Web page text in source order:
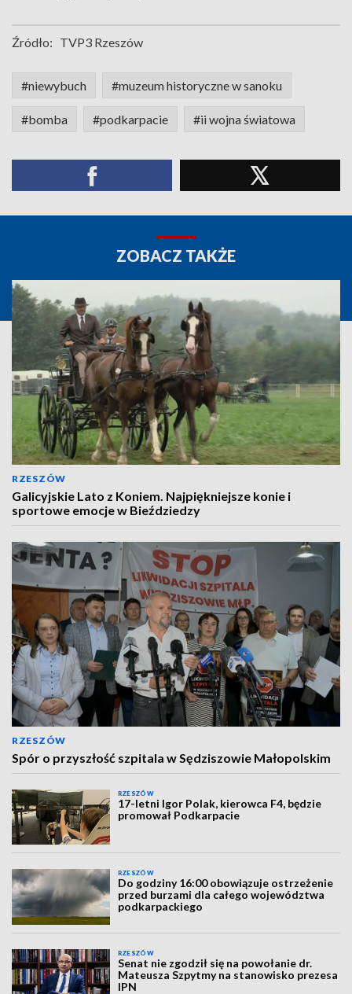
Źródło: TVP3 Rzeszów
#niewybuch #muzeum historyczne w sanoku
#bomba #podkarpacie #ii wojna światowa
ZOBACZ TAKŻE
RZESZÓW
Galicyjskie Lato z Koniem. Najpiękniejsze konie i
sportowe emocje w Bieździedzy
RZESZÓW
Spór o przyszłość szpitala w Sędziszowie Małopolskim
RZESZÓW
17-letni Igor Polak, kierowca F4, będzie
promował Podkarpacie
RZESZÓW
Do godziny 16:00 obowiązuje ostrzeżenie
przed burzami dla całego województwa
podkarpackiego
RZESZÓW
Senat nie zgodził się na powołanie dr.
Mateusza Szpytmy na stanowisko prezesa
IPN